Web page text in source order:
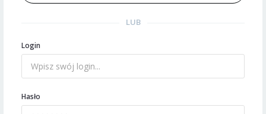
LUB
Login
Hasło